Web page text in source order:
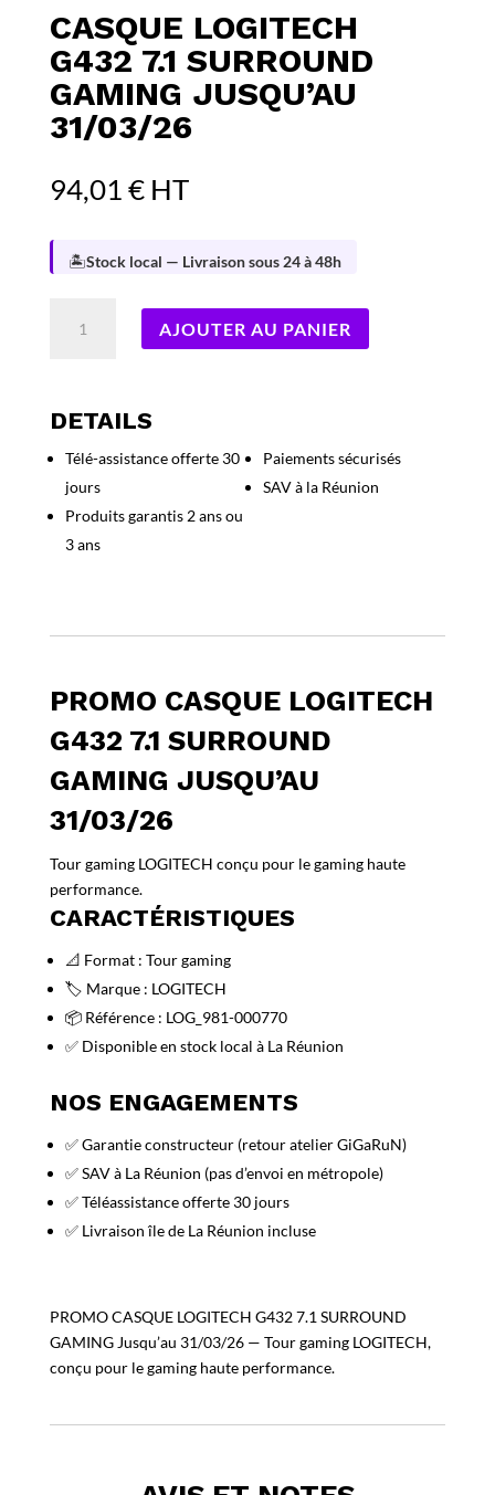
CASQUE LOGITECH
G432 7.1 SURROUND
GAMING JUSQU’AU
31/03/26
94,01€ HT
🏝️Stock local — Livraison sous 24 à 48h
G432
SURROUND
GAMING
Jusqu’au
31/03/26
AJOUTER AU PANIER
DETAILS
Télé-assistance offerte 30
jours
Produits garantis 2 ans ou
3 ans
Paiements sécurisés
SAV à la Réunion
PROMO CASQUE LOGITECH
G432 7.1 SURROUND
GAMING JUSQU’AU
31/03/26
Tour gaming LOGITECH conçu pour le gaming haute
performance.
CARACTÉRISTIQUES
📐 Format : Tour gaming
🏷️ Marque : LOGITECH
📦 Référence : LOG_981-000770
✅ Disponible en stock local à La Réunion
NOS ENGAGEMENTS
✅ Garantie constructeur (retour atelier GiGaRuN)
✅ SAV à La Réunion (pas d’envoi en métropole)
✅ Téléassistance offerte 30 jours
✅ Livraison île de La Réunion incluse
PROMO CASQUE LOGITECH G432 7.1 SURROUND
GAMING Jusqu’au 31/03/26 — Tour gaming LOGITECH,
conçu pour le gaming haute performance.